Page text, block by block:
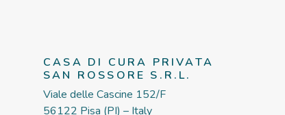
CASA DI CURA PRIVATA
SAN ROSSORE S.R.L.
Viale delle Cascine 152/F
56122 Pisa (PI) – Italy